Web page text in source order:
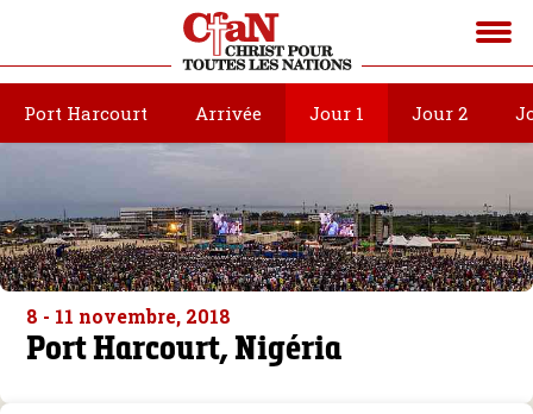
Port Harcourt Arrivée Jour 1 Jour 2
8 - 11 novembre, 2018
Port Harcourt, Nigéria